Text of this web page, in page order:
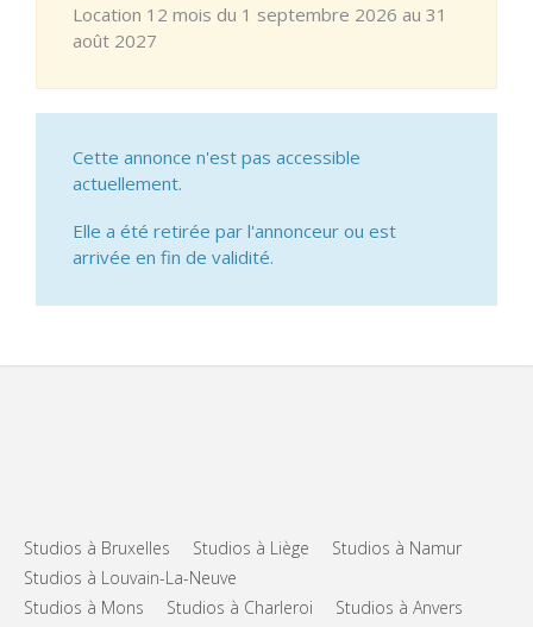
Location 12 mois du 1 septembre 2026 au 31
août 2027
Cette annonce n'est pas accessible
actuellement.
Elle a été retirée par l'annonceur ou est
arrivée en fin de validité.
Studios à Bruxelles Studios à Liège
Studios à Namur
Studios à Louvain-La-Neuve
Studios à Mons
Studios à Charleroi
Studios à Anvers